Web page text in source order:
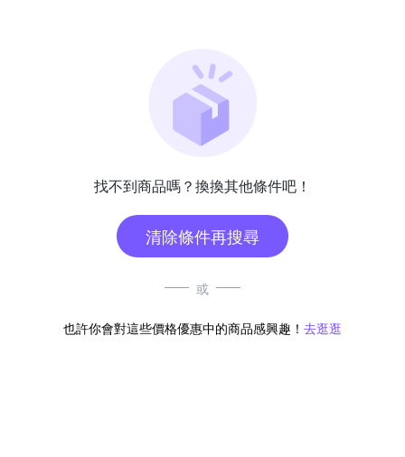
找不到商品嗎？換換其他條件吧！
清除條件再搜尋
或
也許你會對這些價格優惠中的商品感興趣！ 去逛逛